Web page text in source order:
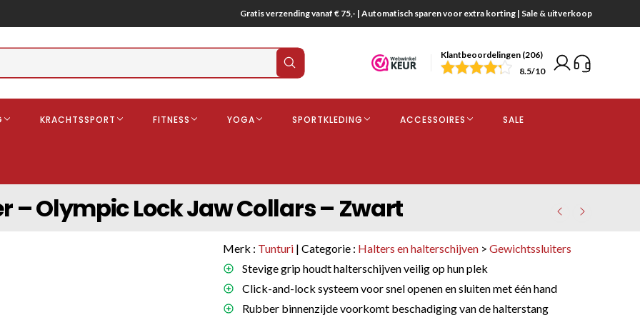
Gratis verzending vanaf € 75,- | Automatisch sparen voor extra korting | Sale & uitverkoop
Klantbeoordelingen (206)
8.5/10
Gebitsbescherming
KRACHTSSPORT FITNESS YOGA SPORTKLEDING ACCESSOIRES SALE
Olympic Lock Jaw Collars – Zwart
Merk : Tunturi | Categorie : Halters en halterschijven >Gewichtssluiters
Stevige grip houdt halterschijven veilig op hun plek
Click-and-lock systeem voor snel openen en sluiten met één hand
Rubber binnenzijde voorkomt beschadiging van de halterstang